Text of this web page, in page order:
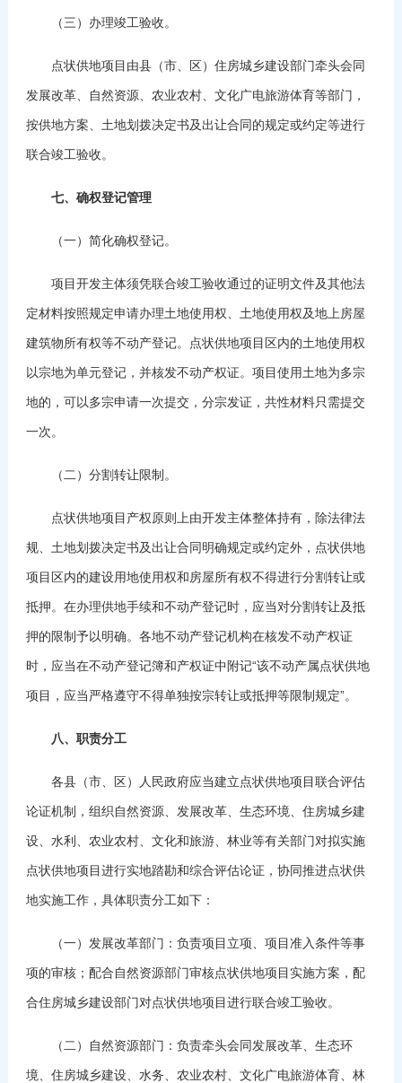
（三）办理竣工验收。
点状供地项目由县（市、区）住房城乡建设部门牵头会同
发展改革、自然资源、农业农村、文化广电旅游体育等部门，
按供地方案、土地划拨决定书及出让合同的规定或约定等进行
联合竣工验收。
七、确权登记管理
（一）简化确权登记。
项目开发主体须凭联合竣工验收通过的证明文件及其他法
定材料按照规定申请办理土地使用权、土地使用权及地上房屋
建筑物所有权等不动产登记。点状供地项目区内的土地使用权
以宗地为单元登记，并核发不动产权证。项目使用土地为多宗
地的，可以多宗申请一次提交，分宗发证，共性材料只需提交
一次。
（二）分割转让限制。
点状供地项目产权原则上由开发主体整体持有，除法律法
规、土地划拨决定书及出让合同明确规定或约定外，点状供地
项目区内的建设用地使用权和房屋所有权不得进行分割转让或
抵押。在办理供地手续和不动产登记时，应当对分割转让及抵
押的限制予以明确。各地不动产登记机构在核发不动产权证
时，应当在不动产登记簿和产权证中附记“该不动产属点状供地
项目，应当严格遵守不得单独按宗转让或抵押等限制规定”。
八、职责分工
各县（市、区）人民政府应当建立点状供地项目联合评估
论证机制，组织自然资源、发展改革、生态环境、住房城乡建
设、水利、农业农村、文化和旅游、林业等有关部门对拟实施
点状供地项目进行实地踏勘和综合评估论证，协同推进点状供
地实施工作，具体职责分工如下：
（一）发展改革部门：负责项目立项、项目准入条件等事
项的审核；配合自然资源部门审核点状供地项目实施方案，配
合住房城乡建设部门对点状供地项目进行联合竣工验收。
（二）自然资源部门：负责牵头会同发展改革、生态环
境、住房城乡建设、水务、农业农村、文化广电旅游体育、林